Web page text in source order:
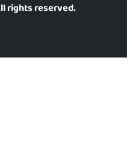
rights reserved.